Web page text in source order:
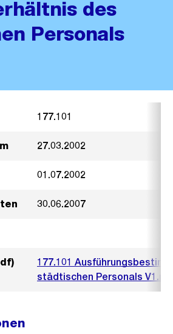
des
Personals
177.101
27.03.2002
01.07.2002
30.06.2007
177.101
städtischen Personals